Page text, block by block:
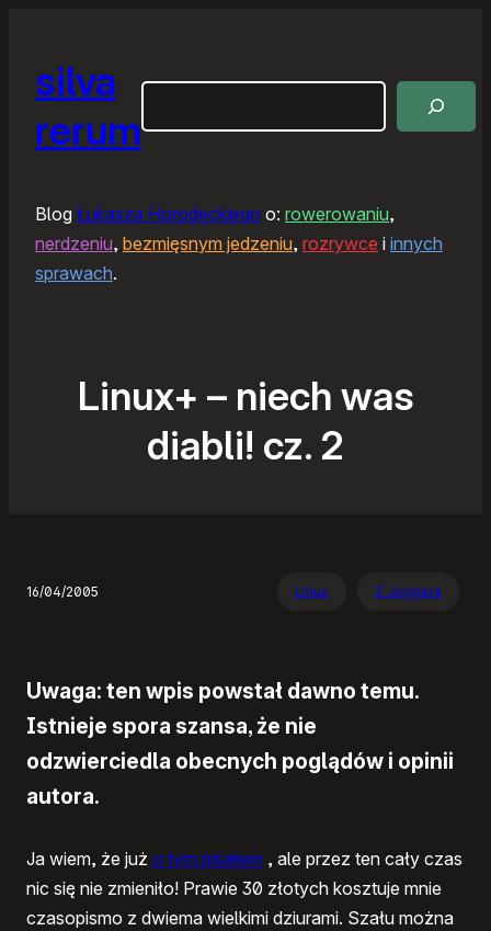
silva
rerum
Blog Łukasza Horodeckiego o: rowerowaniu,
nerdzeniu, bezmięsnym jedzeniu, rozrywce i innych
sprawach.
Linux+ – niech was
diabli! cz. 2
16/04/2005 Linux Z Joggera
Uwaga: ten wpis powstał dawno temu.
Istnieje spora szansa, że nie
odzwierciedla obecnych poglądów i opinii
autora.
Ja wiem, że już o tym pisałem , ale przez ten cały czas
nic się nie zmieniło! Prawie 30 złotych kosztuje mnie
czasopismo z dwiema wielkimi dziurami. Szału można